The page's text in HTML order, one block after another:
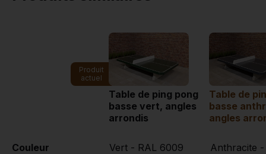
Produit
actuel
Table de ping pong
basse vert, angles
arrondis
Table de
basse
angles
Couleur Vert - RAL 6009 Anthracite -